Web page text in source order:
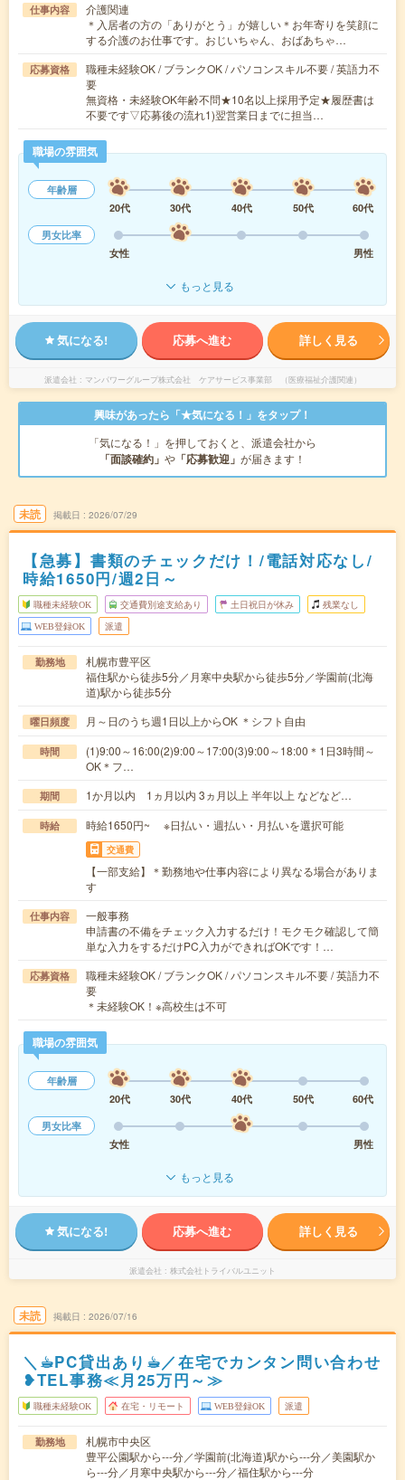
仕事内容
介護関連
＊入居者の方の「ありがとう」が嬉しい＊お年寄りを笑顔に
する介護のお仕事です。おじいちゃん、おばあちゃ…
応募資格
職種未経験OK / ブランクOK / パソコンスキル不要 / 英語力不
要
無資格・未経験OK年齢不問★10名以上採用予定★履歴書は
不要です▽応募後の流れ1)翌営業日までに担当…
職場の雰囲気
年齢層
20代
30代 40代 50代
60代
男女比率
女性
男性
もっと見る
気になる! 応募へ進む 詳しく見る
派遣会社 マンパワーグループ株式会社 ケアサービス事業部 （医療福祉介護関連）
興味があったら「★気になる！」をタップ！
「気になる！」を押しておくと、派遣会社から
「面談確約」 や 「応募歓迎」 が届きます！
未読 掲載日 2026/07/29
【急募】書類のチェックだけ！/電話対応なし/
時給1650円/週2日～
職種未経験OK 交通費別途支給あり 土日祝日が休み 残業なし
WEB登録OK 派遣
勤務地
札幌市豊平区
福住駅から徒歩5分／月寒中央駅から徒歩5分／学園前(北海
道)駅から徒歩5分
曜日頻度 月～日のうち週1日以上からOK ＊シフト自由
時間
(1)9:00～16:00(2)9:00～17:00(3)9:00～18:00＊1日3時間～
OK＊フ…
期間 1か月以内 1ヵ月以内 3ヵ月以上 半年以上 などなど…
時給 時給1650円~ ※日払い・週払い・月払いを選択可能
交通費
【一部支給】＊勤務地や仕事内容により異なる場合がありま
す
仕事内容
一般事務
申請書の不備をチェック入力するだけ！モクモク確認して簡
単な入力をするだけPC入力ができればOKです！…
応募資格
職種未経験OK / ブランクOK / パソコンスキル不要 / 英語力不
要
＊未経験OK！※高校生は不可
職場の雰囲気
年齢層
20代
30代 40代 50代
60代
男女比率
女性
男性
もっと見る
気になる! 応募へ進む 詳しく見る
派遣会社 株式会社トライバルユニット
未読 掲載日 2026/07/16
＼☕︎PC貸出あり☕︎／在宅でカンタン問い合わせ
❥TEL事務≪月25万円～≫
職種未経験OK 在宅・リモート WEB登録OK 派遣
勤務地
札幌市中央区
豊平公園駅から---分／学園前(北海道)駅から---分／美園駅か
ら---分／月寒中央駅から---分／福住駅から---分